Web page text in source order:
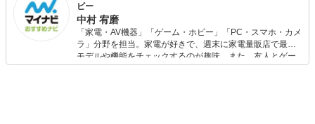
ビー
中村 宥磨
「家電・AV機器」「ゲーム・ホビー」「PC・スマホ・カメ
ラ」分野を担当。家電が好きで、週末に家電量販店で最新
モデルや機能をチェックするのが趣味。また、友人とゲー
ムを楽しみながら、新作タイトルやイベント情報もいち早